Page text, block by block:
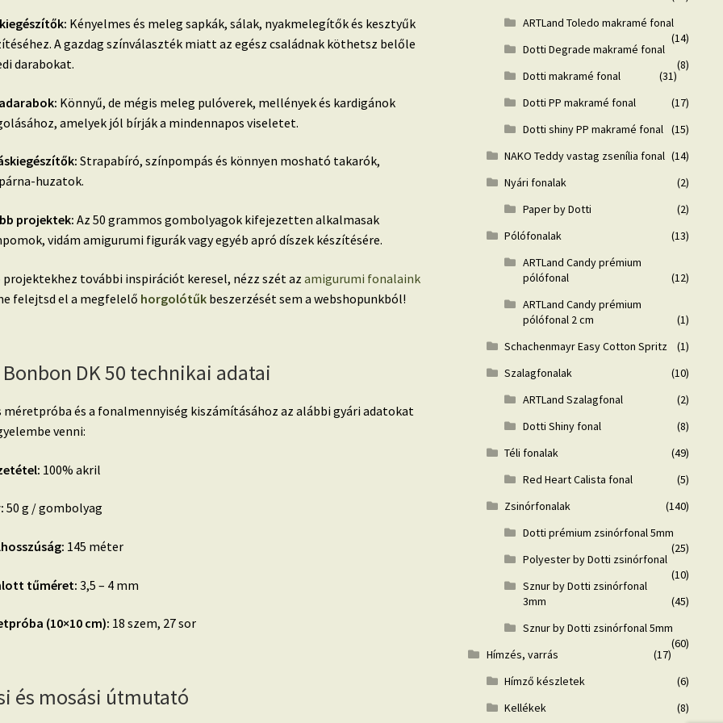
Kényelmes és meleg sapkák, sálak, nyakmelegítők és kesztyűk
A gazdag színválaszték miatt az egész családnak köthetsz belőle
darabokat.
Könnyű, de mégis meleg pulóverek, mellények és kardigánok
amelyek jól bírják a mindennapos viseletet.
Strapabíró, színpompás és könnyen mosható takarók,
huzatok.
projektek: Az 50 grammos gombolyagok kifejezetten alkalmasak
vidám amigurumi figurák vagy egyéb apró díszek készítésére.
projektekhez további inspirációt keresel, nézz szét az amigurumi fonalaink
felejtsd el a megfelelő horgolótűkbeszerzését sem a webshopunkból!
DK 50 technikai adatai
és a fonalmennyiség kiszámításához az alábbi gyári adatokat
venni:
100% akril
50 g / gombolyag
145 méter
tűméret:3,5 – 4 mm
(10×10 cm): 18 szem, 27 sor
és mosási útmutató
ARTLand Toledo makramé fonal
(14)
Dotti Degrade makramé fonal
(8)
Dotti makramé fonal
(31)
Dotti PP makramé fonal
(17)
Dotti shiny PP makramé fonal (15)
NAKO Teddy vastag zsenília fonal (14)
Nyári fonalak
(2)
Paper by Dotti
(2)
Pólófonalak
(13)
ARTLand Candy prémium
pólófonal
(12)
ARTLand Candy prémium
pólófonal 2 cm
(1)
Schachenmayr Easy Cotton Spritz
(1)
Szalagfonalak
(10)
ARTLand Szalagfonal
(2)
Dotti Shiny fonal
(8)
Téli fonalak
(49)
Red Heart Calista fonal
(5)
Zsinórfonalak
(140)
Dotti prémium zsinórfonal 5mm
(25)
Polyester by Dotti zsinórfonal
(10)
Sznur by Dotti zsinórfonal
3mm
(45)
Sznur by Dotti zsinórfonal 5mm
(60)
Hímzés, varrás
(17)
Hímző készletek
(6)
Kellékek
(8)